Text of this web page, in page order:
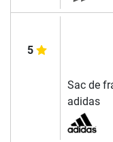
5
Sac de
adidas